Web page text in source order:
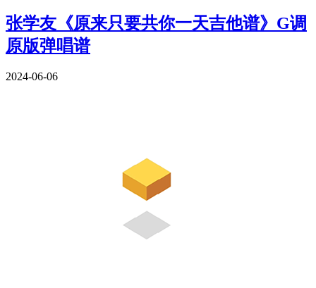
张学友《原来只要共你一天吉他谱》G调
原版弹唱谱
2024-06-06